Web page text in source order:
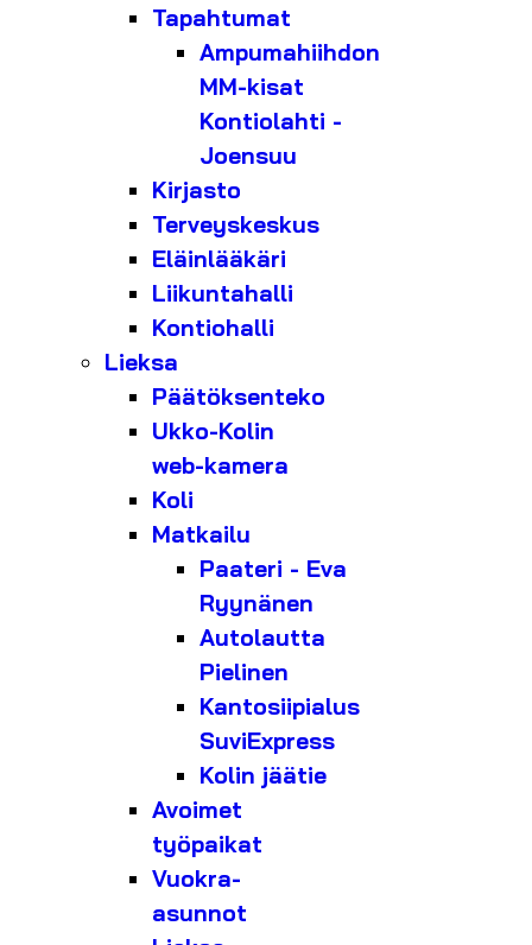
Tapahtumat
Ampumahiihdon
MM-kisat
Kontiolahti -
Joensuu
Kirjasto
Terveyskeskus
Eläinlääkäri
Liikuntahalli
Kontiohalli
Lieksa
Päätöksenteko
Ukko-Kolin
web-kamera
Koli
Matkailu
Paateri - Eva
Ryynänen
Autolautta
Pielinen
Kantosiipialus
SuviExpress
Kolin jäätie
Avoimet
työpaikat
Vuokra-
asunnot